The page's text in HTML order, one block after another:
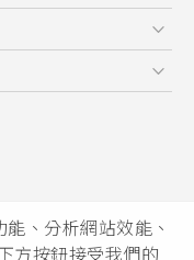
、分析網站效能、
方按鈕接受我們的